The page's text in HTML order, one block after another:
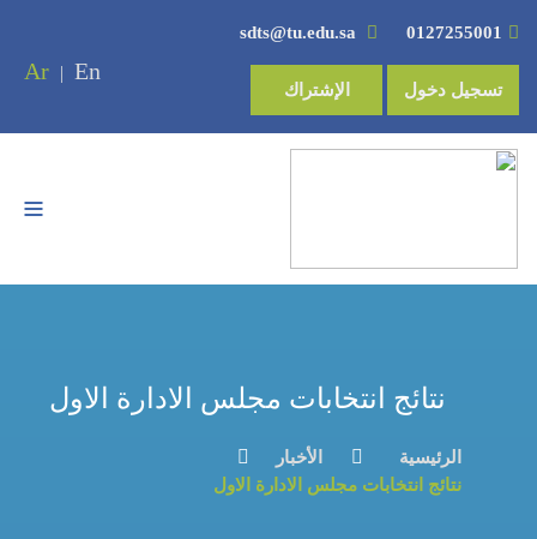
0127255001
Ar | En
تسجيل دخول الإشتراك
نتائج انتخابات مجلس الادارة الاول
الرئيسية
الأخبار
نتائج انتخابات مجلس الادارة الاول